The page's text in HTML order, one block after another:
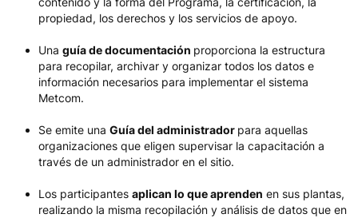
propiedad, los derechos y los servicios de apoyo.
Una guía de documentación proporciona la estructura
para recopilar, archivar y organizar todos los datos e
información necesarios para implementar el sistema
Metcom.
Se emite una Guía del administrador para aquellas
organizaciones que eligen supervisar la capacitación a
través de un administrador en el sitio.
Los participantes aplican lo que aprenden en sus plantas,
realizando la misma recopilación y análisis de datos que en